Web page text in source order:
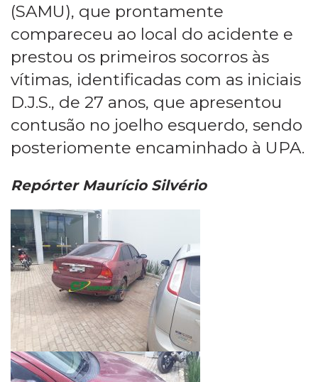
(SAMU), que prontamente
compareceu ao local do acidente e
prestou os primeiros socorros às
vítimas, identificadas com as iniciais
D.J.S., de 27 anos, que apresentou
contusão no joelho esquerdo, sendo
posteriomente encaminhado à UPA.
Repórter Maurício Silvério